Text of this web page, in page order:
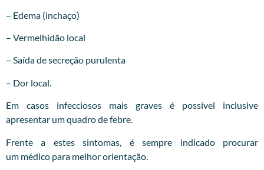
– Edema (inchaço)
– Vermelhidão local
– Saída de secreção purulenta
– Dor local.
Em casos infecciosos mais graves é possível inclusive
apresentar um quadro de febre.
Frente a estes sintomas, é sempre indicado procurar
um médico para melhor orientação.